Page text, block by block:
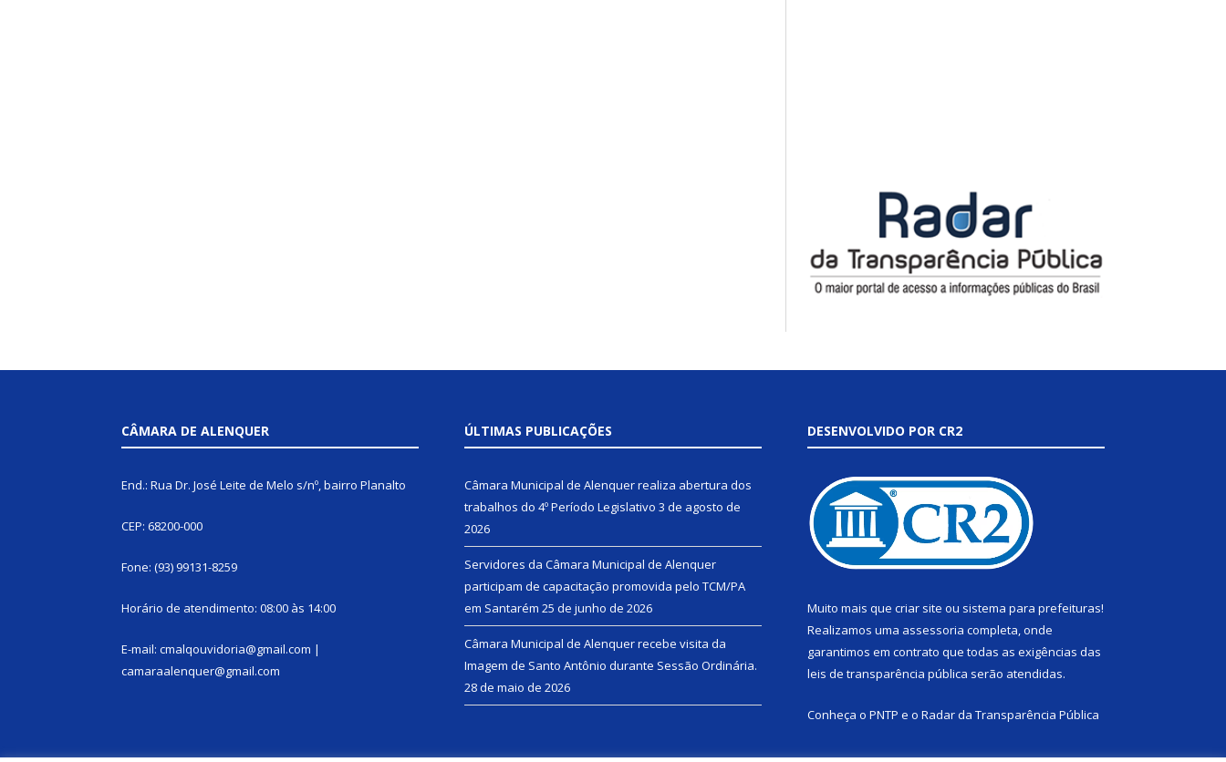
CÂMARA DE ALENQUER
End.: Rua Dr. José Leite de Melo s/nº, bairro Planalto
CEP: 68200-000
Fone: (93) 99131-8259
Horário de atendimento: 08:00 às 14:00
E-mail: cmalqouvidoria@gmail.com |
camaraalenquer@gmail.com
ÚLTIMAS PUBLICAÇÕES
Câmara Municipal de Alenquer realiza abertura dos
trabalhos do 4º Período Legislativo 3 de agosto de
2026
Servidores da Câmara Municipal de Alenquer
participam de capacitação promovida pelo TCM/PA
em Santarém 25 de junho de 2026
Câmara Municipal de Alenquer recebe visita da
Imagem de Santo Antônio durante Sessão Ordinária.
28 de maio de 2026
DESENVOLVIDO POR CR2
Muito mais que criar site ou sistema para prefeituras!
Realizamos uma assessoria completa, onde
garantimos em contrato que todas as exigências das
leis de transparência pública serão atendidas.
Conheça o PNTP e o Radar da Transparência Pública